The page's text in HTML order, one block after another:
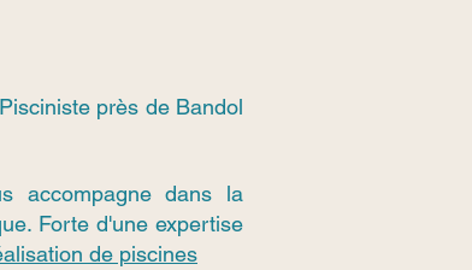
près de Bandol
accompagne dans la
Forte d'une expertise
de piscines